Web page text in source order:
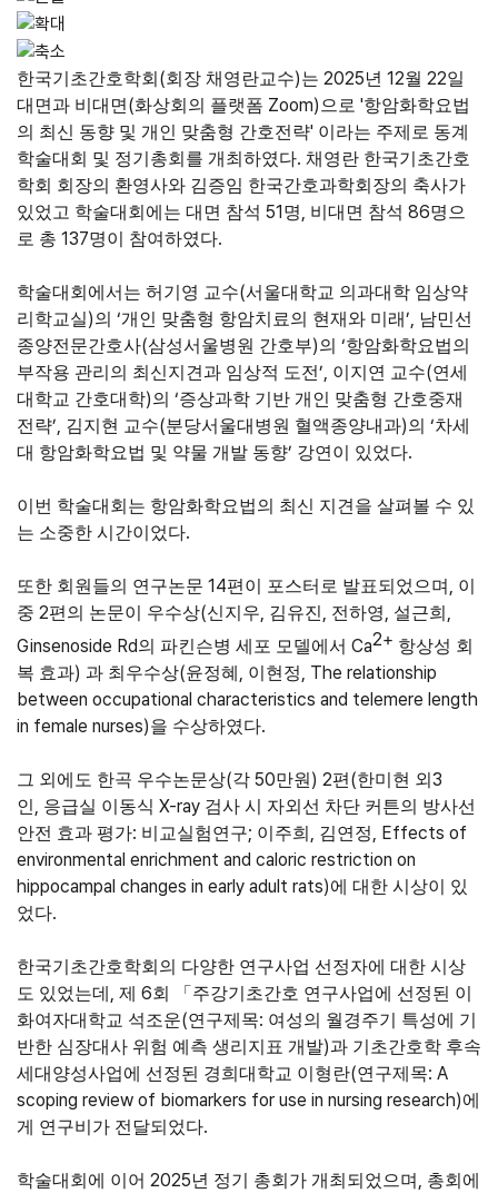
한국기초간호학회 (회장 채영란교수)는 2025년 12월 22일
대면과 비대면 (화상회의 플랫폼 Zoom) 으로 '항암화학요법
의 최신 동향 및 개인 맞춤형 간호전략' 이라는 주제로 동계
학술대회 및 정기총회를 개최하였다. 채영란 한국기초간호
학회 회장의 환영사와 김증임 한국간호과학회장의 축사가
있었고 학술대회에는 대면 참석 51명 비대면 참석 86명으
로 총 137명이 참여하였다.
학술대회에서는 허기영 교수(서울대학교 의과대학 임상약
리학교실)의 ‘개인 맞춤형 항암치료의 현재와 미래’, 남민선
종양전문간호사(삼성서울병원 간호부)의 ‘항암화학요법의
부작용 관리의 최신지견과 임상적 도전’, 이지연 교수(연세
대학교 간호대학)의 ‘증상과학 기반 개인 맞춤형 간호중재
전략’, 김지현 교수(분당서울대병원 혈액종양내과)의 ‘차세
대 항암화학요법 및 약물 개발 동향’ 강연이 있었다.
이번 학술대회는 항암화학요법의 최신 지견을 살펴볼 수 있
는 소중한 시간이었다.
또한 회원들의 연구논문 14편이 포스터로 발표되었으며
이
중 2편의 논문이 우수상(신지우 김유진 전하영 설근희
Ginsenoside Rd의 파킨슨병 세포 모델에서 Ca2+ 항상성 회
복 효과) 과 최우수상(윤정혜 , 이현정, The relationship
between occupational characteristics and telemere length
in female nurses)을 수상하였다.
그 외에도 한곡 우수논문상(각 50만원 ) 2편 (한미현 외 3
인, 응급실 이동식 X-ray 검사 시 자외선 차단 커튼의 방사선
안전 효과 평가: 비교실험연구; 이주희 , 김연정, Effects of
environmental enrichment and caloric restriction on
hippocampal changes in early adult rats)에 대한 시상이 있
었다.
한국기초간호학회의 다양한 연구사업 선정자에 대한 시상
도 있었는데 , 제 6회 「 주강기초간호 연구사업에 선정된 이
화여자대학교 석조운(연구제목: 여성의 월경주기 특성에 기
반한 심장대사 위험 예측 생리지표 개발)과 기초간호학 후속
세대양성사업에 선정된 경희대학교 이형란(연구제목: A
scoping review of biomarkers for use in nursing research)에
게 연구비가 전달되었다.
학술대회에 이어 2025년 정기 총회가 개최되었으며 , 총회에